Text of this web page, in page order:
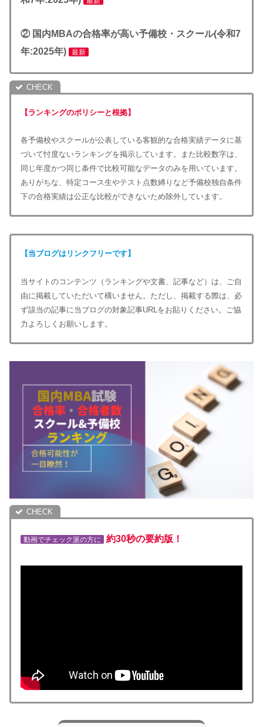
② 国内MBAの合格率が高い予備校・スクール(令和7
年:2025年)
最新
【ランキングのポリシーと根拠】
各予備校やスクールが公表している客観的な合格実績データに基
づいて忖度ないランキングを掲示しています。また比較数字は、
同じ年度かつ同じ条件で比較可能なデータのみを用いています。
ありがちな、特定コース生やテスト点数縛りなど予備校独自条件
下の合格実績は公正な比較ができないため除外しています。
【当ブログはリンクフリーです】
当サイトのコンテンツ（ランキングや文書、記事など）は、ご自
由に掲載していただいて構いません。ただし、掲載する際は、必
ず該当の記事に当ブログの対象記事URLをお貼りください。ご協
力よろしくお願いします。
動画でチェック派の方に 約30秒の要約版！